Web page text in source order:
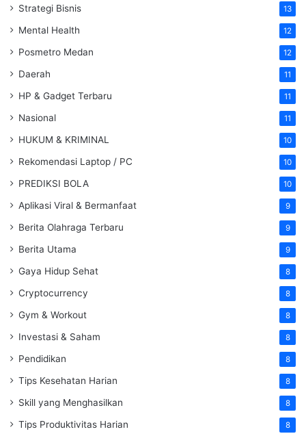
Strategi Bisnis 13
Mental Health 12
Posmetro Medan 12
Daerah 11
HP & Gadget Terbaru 11
Nasional 11
HUKUM & KRIMINAL 10
Rekomendasi Laptop / PC 10
PREDIKSI BOLA 10
Aplikasi Viral & Bermanfaat 9
Berita Olahraga Terbaru 9
Berita Utama 9
Gaya Hidup Sehat 8
Cryptocurrency 8
Gym & Workout 8
Investasi & Saham 8
Pendidikan 8
Tips Kesehatan Harian 8
Skill yang Menghasilkan 8
Tips Produktivitas Harian 8